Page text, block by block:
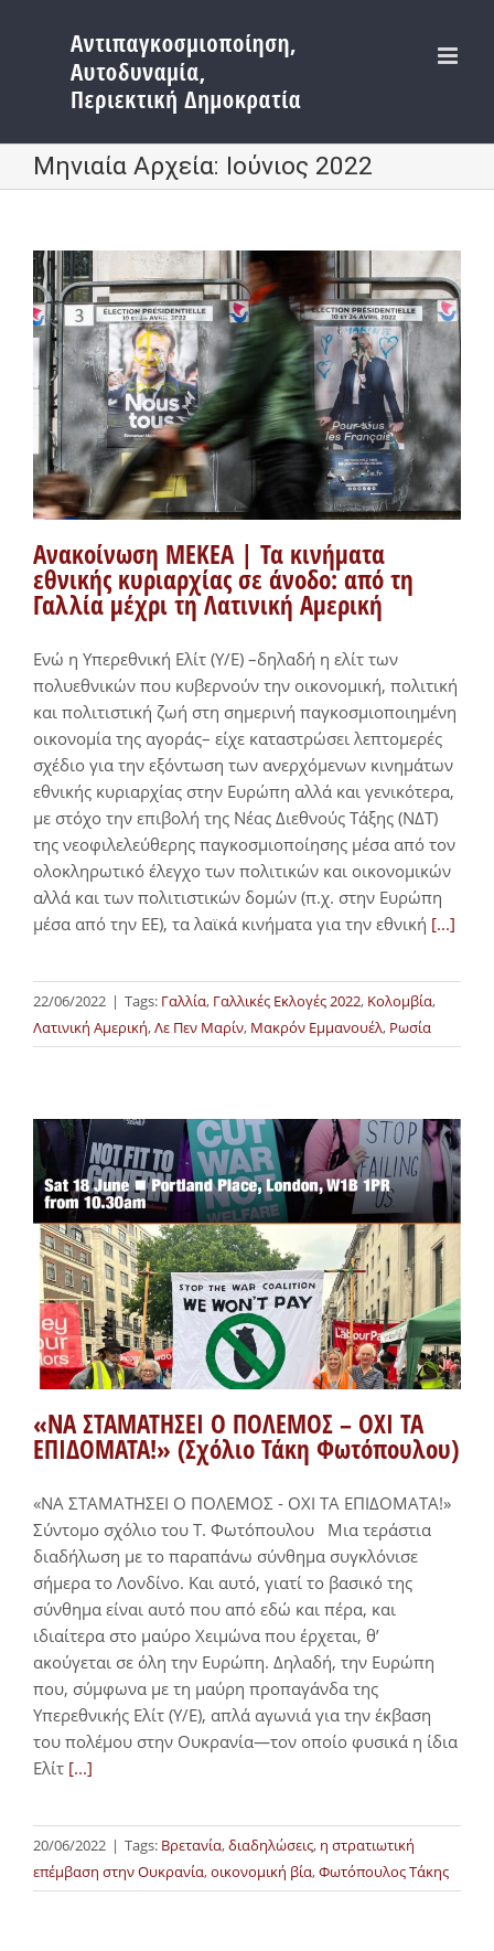
περιεχόμενο
Μηνιαία Αρχεία: Ιούνιος 2022
Ανακοίνωση ΜΕΚΕΑ | Τα κινήματα
εθνικής κυριαρχίας σε άνοδο: από τη
Γαλλία μέχρι τη Λατινική Αμερική
Ενώ η Υπερεθνική Ελίτ (Υ/Ε) –δηλαδή η ελίτ των
πολυεθνικών που κυβερνούν την οικονομική, πολιτική
και πολιτιστική ζωή στη σημερινή παγκοσμιοποιημένη
οικονομία της αγοράς– είχε καταστρώσει λεπτομερές
σχέδιο για την εξόντωση των ανερχόμενων κινημάτων
εθνικής κυριαρχίας στην Ευρώπη αλλά και γενικότερα,
με στόχο την επιβολή της Νέας Διεθνούς Τάξης (ΝΔΤ)
της νεοφιλελεύθερης παγκοσμιοποίησης μέσα από τον
ολοκληρωτικό έλεγχο των πολιτικών και οικονομικών
αλλά και των πολιτιστικών δομών (π.χ. στην Ευρώπη
μέσα από την ΕΕ), τα λαϊκά κινήματα για την εθνική [...]
22/06/2022 | Tags: Γαλλία, Γαλλικές Εκλογές 2022, Κολομβία,
Λατινική Αμερική,Λε Πεν Μαρίν, Μακρόν Εμμανουέλ, Ρωσία
«ΝΑ ΣΤΑΜΑΤΗΣΕΙ Ο ΠΟΛΕΜΟΣ – ΟΧΙ ΤΑ
ΕΠΙΔΟΜΑΤΑ!» (Σχόλιο Τάκη Φωτόπουλου)
«ΝΑ ΣΤΑΜΑΤΗΣΕΙ Ο ΠΟΛΕΜΟΣ - ΟΧΙ ΤΑ ΕΠΙΔΟΜΑΤΑ!»
Σύντομο σχόλιο του Τ. Φωτόπουλου Μια τεράστια
διαδήλωση με το παραπάνω σύνθημα συγκλόνισε
σήμερα το Λονδίνο. Και αυτό, γιατί το βασικό της
σύνθημα είναι αυτό που από εδώ και πέρα, και
ιδιαίτερα στο μαύρο Χειμώνα που έρχεται, θ’
ακούγεται σε όλη την Ευρώπη. Δηλαδή, την Ευρώπη
που, σύμφωνα με τη μαύρη προπαγάνδα της
Υπερεθνικής Ελίτ (Υ/Ε), απλά αγωνιά για την έκβαση
του πολέμου στην Ουκρανία—τον οποίο φυσικά η ίδια
Ελίτ [...]
20/06/2022 | Tags: Βρετανία,διαδηλώσεις, η στρατιωτική
επέμβαση στην Ουκρανία,οικονομική βία,Φωτόπουλος Τάκης